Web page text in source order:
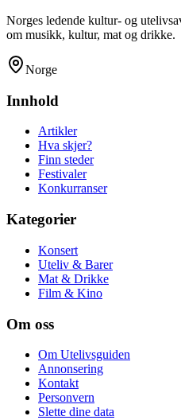
Norges ledende kultur- og
om musikk, kultur, mat og drikke.
Norge
Innhold
Artikler
Hva skjer?
Finn steder
Festivaler
Konkurranser
Kategorier
Konsert
Uteliv & Barer
Mat & Drikke
Film & Kino
Om oss
Om Utelivsguiden
Annonsering
Kontakt
Personvern
Slette dine data